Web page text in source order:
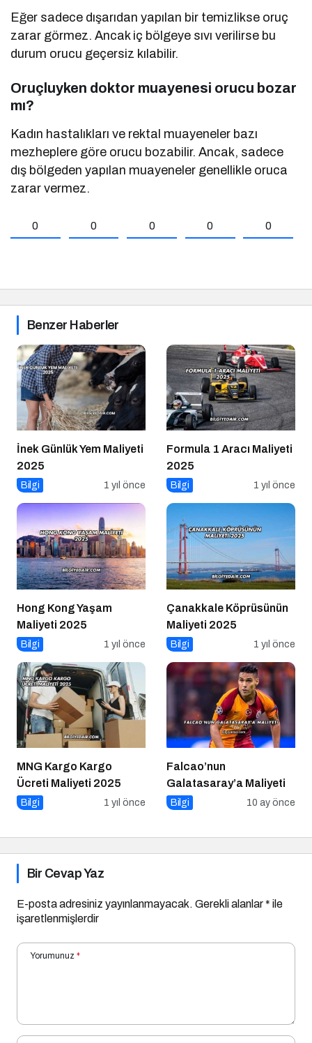
Eğer sadece dışarıdan yapılan bir temizlikse oruç
zarar görmez. Ancak iç bölgeye sıvı verilirse bu
durum orucu geçersiz kılabilir.
Oruçluyken doktor muayenesi orucu bozar
mı?
Kadın hastalıkları ve rektal muayeneler bazı
mezheplere göre orucu bozabilir. Ancak, sadece
dış bölgeden yapılan muayeneler genellikle oruca
zarar vermez.
0 0 0 0 0
Benzer Haberler
İnek Günlük Yem Maliyeti
2025
Bilgi 1 yıl önce
Formula 1 Aracı Maliyeti
2025
Bilgi 1 yıl önce
Hong Kong Yaşam
Maliyeti 2025
Bilgi 1 yıl önce
Çanakkale Köprüsünün
Maliyeti 2025
Bilgi 1 yıl önce
MNG Kargo Kargo
Ücreti Maliyeti 2025
Bilgi 1 yıl önce
Falcao’nun
Galatasaray’a Maliyeti
Bilgi 10 ay önce
Bir Cevap Yaz
E-posta adresiniz yayınlanmayacak. Gerekli alanlar* ile
işaretlenmişlerdir
Yorumunuz *